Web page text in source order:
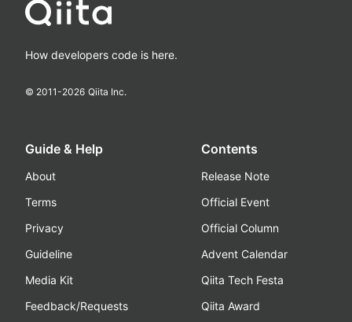
How developers code is here.
© 2011-2026 Qiita Inc.
Guide & Help
About
Terms
Privacy
Guideline
Media Kit
Feedback/Requests
Contents
Release Note
Official Event
Official Column
Advent Calendar
Qiita Tech Festa
Qiita Award